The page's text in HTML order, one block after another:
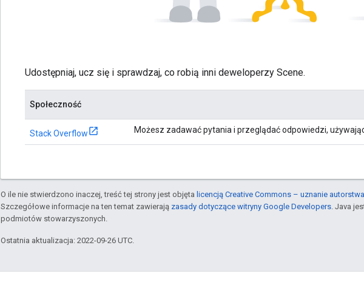
Udostępniaj, ucz się i sprawdzaj, co robią inni deweloperzy Scene.
Społeczność
Stack Overflow Możesz zadawać pytania i przeglądać odpowiedzi,
O ile nie stwierdzono inaczej, treść tej strony jest objęta licencją Creative Commons – uznanie
Szczegółowe informacje na ten temat zawierają zasady dotyczące witryny Google Developers . Java
podmiotów stowarzyszonych.
Ostatnia aktualizacja: 2022-09-26 UTC.